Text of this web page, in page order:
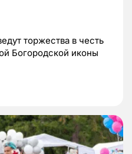
торжества в честь
Богородской иконы